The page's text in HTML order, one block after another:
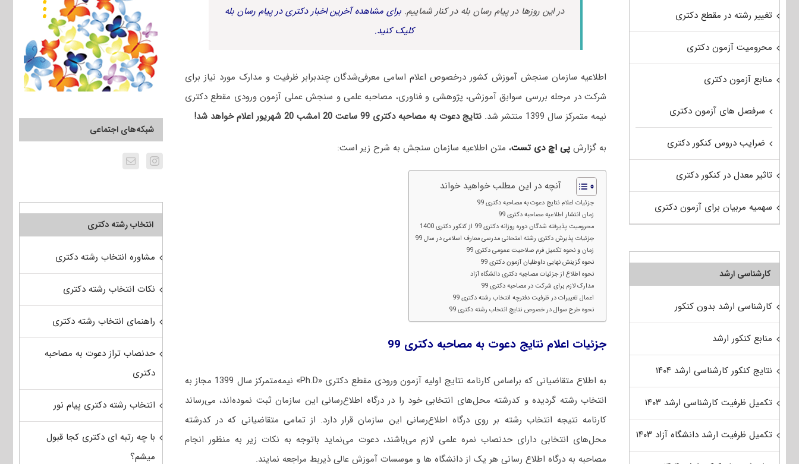
در این روزها در پیام رسان بله در کنار شماییم. برای مشاهده آخرین اخبار دکتری در پیام رسان بله
کلیک کنید.
اطلاعیه سازمان سنجش آموزش کشور درخصوص اعلام اسامی معرفی‌شدگان چندبرابر ظرفیت و مدارک مورد نیاز برای
شرکت در مرحله بررسی سوابق آموزشی، پژوهشی و فناوری، مصاحبه علمی و سنجش عملی آزمون ورودی مقطع دکتری
نیمه متمرکز سال 1399 منتشر شد.
نتایج دعوت به مصاحبه دکتری 99 ساعت 20 امشب 20 شهریور اعلام خواهد شد!
به گزارش پی اچ دی تست، متن اطلاعیه سازمان سنجش به شرح زیر است:
آنچه در این مطلب خواهید خواند
جزئیات اعلام نتایج دعوت به مصاحبه دکتری 99
زمان انتشار اطلاعیه مصاحبه دکتری 99
محرومیت پذیرفته شدگان دوره روزانه دکتری 99 از کنکور دکتری 1400
جزئیات پذیرش دکتری رشته امتحانی مدرسی معارف اسلامی در سال 99
زمان و نحوه تکمیل فرم صلاحیت عمومی دکتری 99
نحوه گزینش نهایی داوطلبان آزمون دکتری 99
نحوه اطلاع از جزئیات مصاجبه دکتری دانشگاه آزاد
مدارک لازم برای شرکت در مصاحبه دکتری 99
اعمال تغییرات در ظرفیت دفترچه انتخاب رشته دکتری 99
نحوه طرح سوال در خصوص نتایج انتخاب رشته دکتری 99
جزئیات اعلام نتایج دعوت به مصاحبه دکتری 99
به اطلاع متقاضیانی که براساس کارنامه نتایج اولیه آزمون ورودی مقطع دکتری «Ph.D
» نیمه‌متمرکز سال 1399 مجاز به
انتخاب رشته گردیده و کدرشته محل‌های انتخابی خود را در درگاه اطلاع‌رسانی این سازمان ثبت نموده‌اند، می‌رساند
کارنامه نتیجه انتخاب رشته بر روی درگاه اطلاع‌رسانی این سازمان قرار دارد. از تمامی متقاضیانی که در کدرشته
محل‌های انتخابی دارای حدنصاب نمره علمی لازم می‌باشند، دعوت می‌نماید باتوجه به نکات زیر به منظور انجام
مصاحبه به درگاه اطلاع رسانی هر یک از دانشگاه ها و موسسات آموزش عالی ذیربط مراجعه نمایند.
شبکه‌های اجتماعی
انتخاب رشته دکتری
مشاوره انتخاب رشته دکتری
نکات انتخاب رشته دکتری
راهنمای انتخاب رشته دکتری
حدنصاب تراز دعوت به مصاحبه
دکتری
انتخاب رشته دکتری پیام نور
با چه رتبه ای دکتری کجا قبول
میشم؟
تغییر رشته در مقطع دکتری
محرومیت آزمون دکتری
منابع آزمون دکتری
سرفصل های آزمون دکتری
ضرایب دروس کنکور دکتری
تاثیر معدل در کنکور دکتری
سهمیه مربیان برای آزمون دکتری
کارشناسی ارشد
کارشناسی ارشد بدون کنکور
منابع کنکور ارشد
نتایج کنکور کارشناسی ارشد ۱۴۰۴
تکمیل ظرفیت کارشناسی ارشد ۱۴۰۳
تکمیل ظرفیت ارشد دانشگاه آزاد ۱۴۰۳